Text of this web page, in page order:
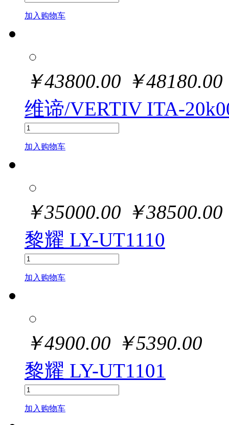
加入购物车
￥43800.00 ￥48180.00
维谛/VERTIV ITA-
加入购物车
￥35000.00 ￥38500.00
黎耀 LY-UT1110
加入购物车
￥4900.00 ￥5390.00
黎耀 LY-UT1101
加入购物车